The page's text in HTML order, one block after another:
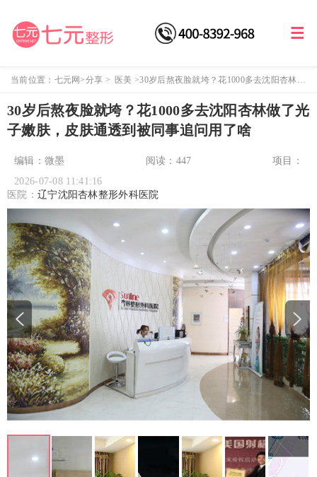
当前位置： 七元网>分享 > 医美 >30岁后熬夜脸就垮？花1000多去沈阳杏林做
30岁后熬夜脸就垮？花1000多去沈阳杏林做了光
子嫩肤，皮肤通透到被同事追问用了啥
编辑：微墨 阅读： 447
项目：
2026-07-08 11:41:16
医院： 辽宁沈阳杏林整形外科医院